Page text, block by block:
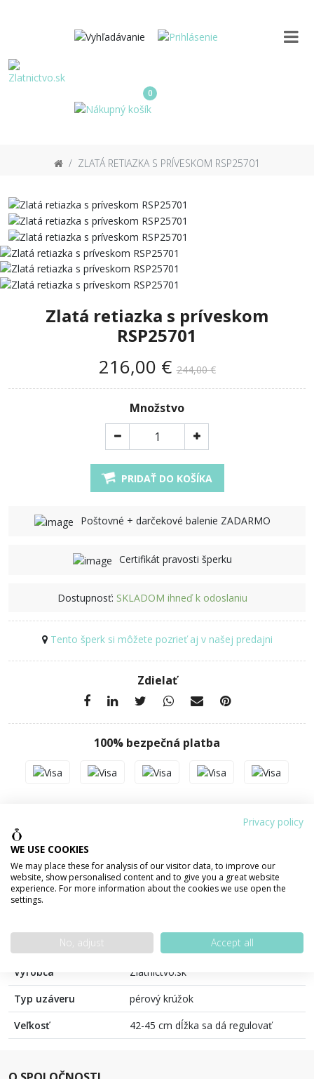
0
ZLATÁ RETIAZKA S PRÍVESKOM RSP25701
Zlatá retiazka s príveskom
RSP25701
216,00 €244,00 €
Množstvo
PRIDAŤ DO KOŠÍKA
Poštovné + darčekové balenie ZADARMO
Certifikát pravosti šperku
Dostupnosť: SKLADOM ihneď k odoslaniu
Tento šperk si môžete pozrieť aj v našej predajni
Zdielať
100% bezpečná platba
Váha šperku
1,35 g
Materiál
ZLATO 585/1000 14 karátov
Výrobca
Zlatnictvo.sk
Typ uzáveru
pérový krúžok
Veľkosť
42-45 cm dĺžka sa dá regulovať
Privacy policy
WE USE COOKIES
We may place these for analysis of our visitor data, to improve our
website, show personalised content and to give you a great website
experience. For more information about the cookies we use open the
settings.
No, adjust Accept all